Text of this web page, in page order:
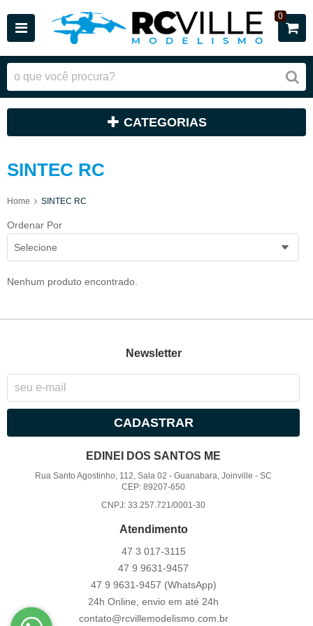
0
CATEGORIAS
SINTEC RC
Home SINTEC RC
Ordenar Por
Selecione
Nenhum produto encontrado.
Newsletter
CADASTRAR
EDINEI DOS SANTOS ME
Rua Santo Agostinho, 112, Sala 02 -Guanabara, Joinville -SC
CEP: 89207-650
CNPJ: 33.257.721/0001-30
Atendimento
47 3 017-3115
47 9 9631-9457
47 9 9631-9457 (WhatsApp)
24h Online, envio em até 24h
contato@rcvillemodelismo.com.br